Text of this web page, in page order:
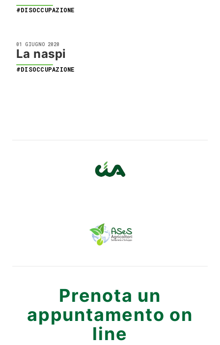
#DISOCCUPAZIONE
01 GIUGNO 2020
La naspi
#DISOCCUPAZIONE
Prenota un
appuntamento on
line